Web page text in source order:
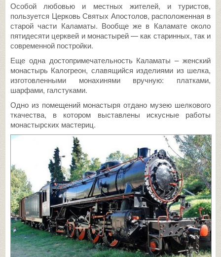
Особой любовью и местных жителей, и туристов,
пользуется Церковь Святых Апостолов, расположенная в
старой части Каламаты. Вообще же в Каламате около
пятидесяти церквей и монастырей — как старинных, так и
современной постройки.
Еще одна достопримечательность Каламаты – женский
монастырь Калогреон, славящийся изделиями из шелка,
изготовленными монахинями вручную: платками,
шарфами, галстуками.
Одно из помещений монастыря отдано музею шелкового
ткачества, в котором выставлены искусные работы
монастырских мастериц.